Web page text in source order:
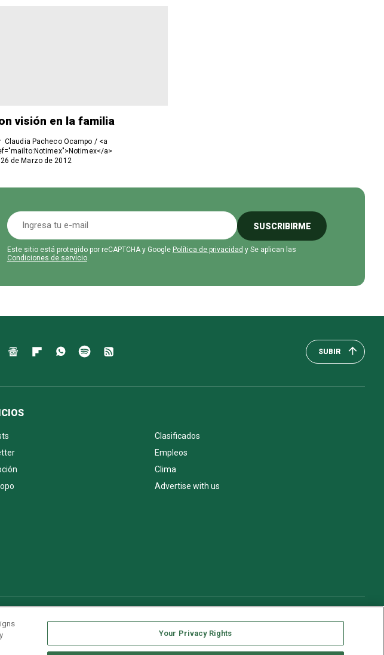
visión en la familia
Claudia Pacheco Ocampo / <a
a>
26 de Marzo de 2012
SUSCRIBIRME
Este sitio está protegido por reCAPTCHA y Google Política de privacidad y Se aplican las
Condiciones de servicio.
SUBIR
Clasificados
Empleos
Clima
Advertise with us
Sitemap
Your Privacy Rights